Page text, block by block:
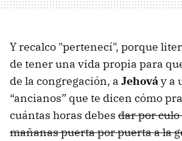
Y recalco "pertenecí", porque
de tener una vida propia para
de la congregación, a Jehováy a
“ancianos” que te dicen cómo
cuántas horas debes dar por
mañanas puerta por puerta a la